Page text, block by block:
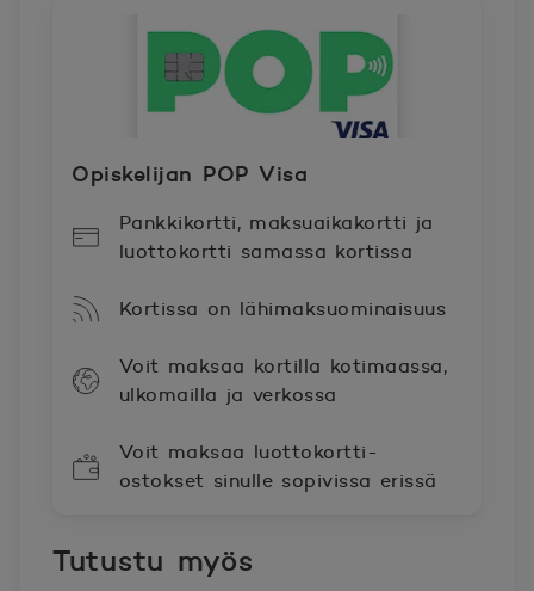
Opiskelijan POP Visa
Pankkikortti, maksuaikakortti ja
luottokortti samassa kortissa
Kortissa on lähimaksuominaisuus
Voit maksaa kortilla kotimaassa,
ulkomailla ja verkossa
Voit maksaa luottokortti-
ostokset sinulle sopivissa erissä
Tutustu myös